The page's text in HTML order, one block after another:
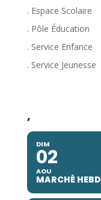
. Espace Scolaire
. Pôle Éducation
. Service Enfance
. Service Jeunesse
,
DIM
02
AOU
MARCHÉ